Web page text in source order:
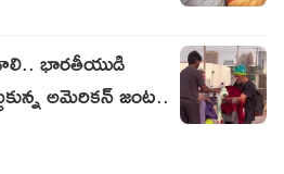
భారతీయుడి
అమెరికన్ జంట..